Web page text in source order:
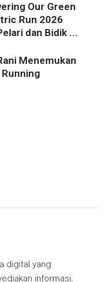
Our Green
Run 2026
dan Bidik ...
Menemukan
digital yang
informasi,